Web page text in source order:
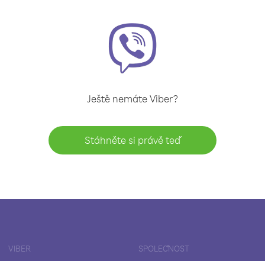
Ještě nemáte Viber?
Stáhněte si právě teď
VIBER SPOLEČNOST